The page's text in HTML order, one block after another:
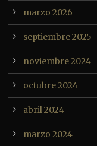
marzo 2026
septiembre 2025
noviembre 2024
octubre 2024
abril 2024
marzo 2024